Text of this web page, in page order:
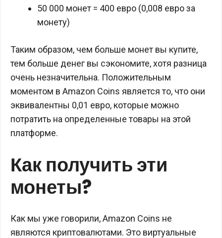
50 000 монет = 400 евро (0,008 евро за
монету)
Таким образом, чем больше монет вы купите,
тем больше денег вы сэкономите, хотя разница
очень незначительна. Положительным
моментом в Amazon Coins является то, что они
эквивалентны 0,01 евро, которые можно
потратить на определенные товары на этой
платформе.
Как получить эти
монеты?
Как мы уже говорили, Amazon Coins не
являются криптовалютами. Это виртуальные